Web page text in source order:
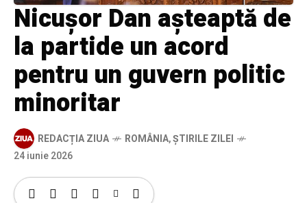
Nicușor Dan așteaptă de
la partide un acord
pentru un guvern politic
minoritar
REDACȚIA ZIUA ROMÂNIA,ȘTIRILE ZILEI
24 iunie 2026